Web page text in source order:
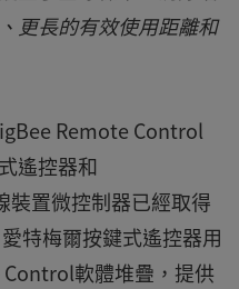
更長的有效使用距離和
Remote Control
遙控器和
裝置微控制器已經取得
特梅爾按鍵式遙控器用
軟體堆疊，提供